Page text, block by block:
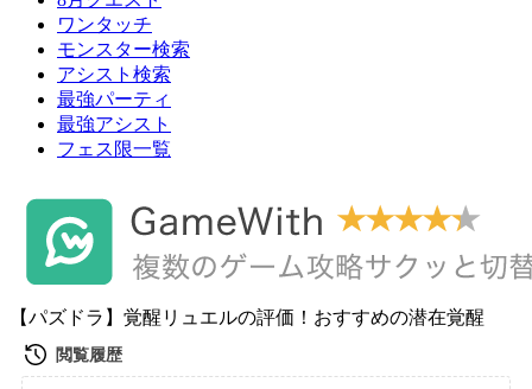
ワンタッチ
モンスター検索
アシスト検索
最強パーティ
最強アシスト
フェス限一覧
【パズドラ】覚醒リュエルの評価！おすすめの潜在覚醒